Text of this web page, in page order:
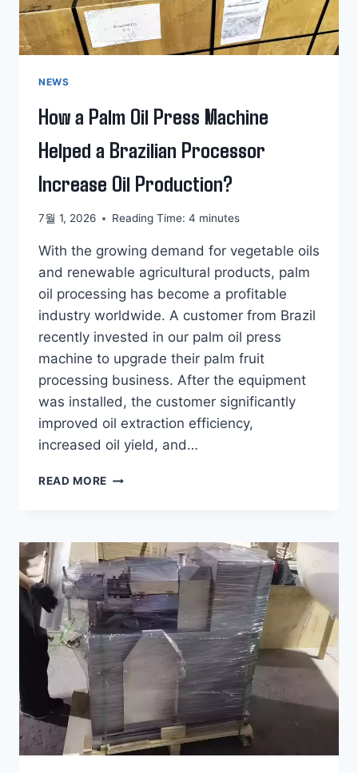
NEWS
How a Palm Oil Press Machine
Helped a Brazilian Processor
Increase Oil Production?
7월 1, 2026 Reading Time: 4 minutes
With the growing demand for vegetable oils
and renewable agricultural products, palm
oil processing has become a profitable
industry worldwide. A customer from Brazil
recently invested in our palm oil press
machine to upgrade their palm fruit
processing business. After the equipment
was installed, the customer significantly
improved oil extraction efficiency,
increased oil yield, and…
READ MORE HOW
PRESS
MACHINE
HELPED
A
BRAZILIAN
PROCESSOR
INCREASE
OIL
PRODUCTION?